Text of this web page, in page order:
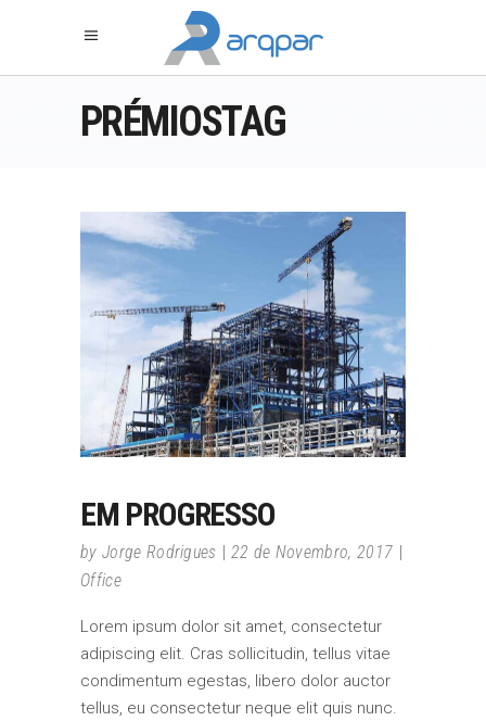
PRÉMIOSTAG
EM PROGRESSO
by Jorge Rodrigues
22 de Novembro, 2017
Office
Lorem ipsum dolor sit amet, consectetur
adipiscing elit. Cras sollicitudin, tellus vitae
condimentum egestas, libero dolor auctor
tellus, eu consectetur neque elit quis nunc.